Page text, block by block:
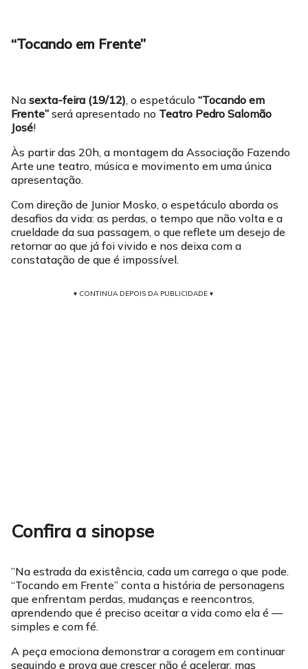
“Tocando em Frente”
Na sexta-feira (19/12), o espetáculo “Tocando em
Frente” será apresentado no Teatro Pedro Salomão
José!
Às partir das 20h, a montagem da Associação Fazendo
Arte une teatro, música e movimento em uma única
apresentação.
Com direção de Junior Mosko, o espetáculo aborda os
desafios da vida: as perdas, o tempo que não volta e a
crueldade da sua passagem, o que reflete um desejo de
retornar ao que já foi vivido e nos deixa com a
constatação de que é impossível.
▾ CONTINUA DEPOIS DA PUBLICIDADE ▾
Confira a sinopse
”Na estrada da existência, cada um carrega o que pode.
“Tocando em Frente” conta a história de personagens
que enfrentam perdas, mudanças e reencontros,
aprendendo que é preciso aceitar a vida como ela é —
simples e com fé.
A peça emociona demonstrar a coragem em continuar
seguindo e prova que crescer não é acelerar, mas